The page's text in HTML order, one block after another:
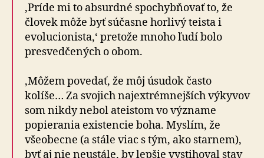
‚Príde mi to absurdné spochybňovať to, že
človek môže byť súčasne horlivý teista i
evolucionista,‘ pretože mnoho ľudí bolo
presvedčených o obom.
‚Môžem povedať, že môj úsudok často
kolíše… Za svojich najextrémnejších výkyvov
som nikdy nebol ateistom vo význame
popierania existencie boha. Myslím, že
všeobecne (a stále viac s tým, ako starnem),
byť aj nie neustále, by lepšie vystihoval stav